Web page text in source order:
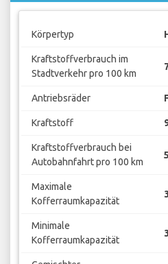
Körpertyp
Kraftstoffverbrauch im
Stadtverkehr pro 100 km
Antriebsräder
Kraftstoff
Kraftstoffverbrauch bei
Autobahnfahrt pro 100 km
Maximale
Kofferraumkapazität
Minimale
Kofferraumkapazität